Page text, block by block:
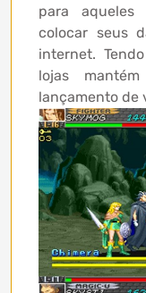
para
colocar seus
internet.
lojas
lançamento de